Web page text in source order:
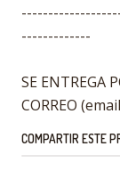
-------------
SE ENTREGA
CORREO
COMPARTIR ESTE